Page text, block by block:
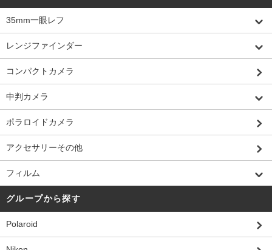
35mm一眼レフ
レンジファインダー
コンパクトカメラ
中判カメラ
ポラロイドカメラ
アクセサリーその他
フィルム
グループから探す
Polaroid